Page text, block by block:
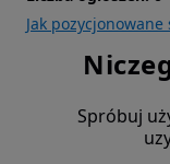
Jak pozycjonowane
Spróbuj